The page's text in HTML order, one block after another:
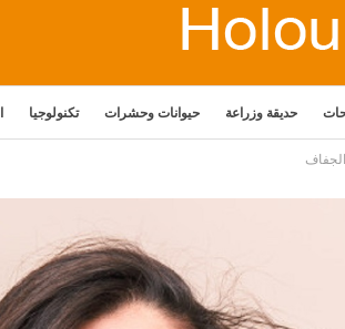
حديقة وزراعة حيوانات وحشرات تكنولوجيا